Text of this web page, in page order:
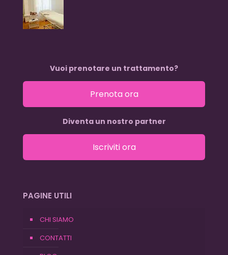
Vuoi prenotare un trattamento?
Prenota ora
Diventa un nostro partner
Iscriviti ora
PAGINE UTILI
CHI SIAMO
CONTATTI